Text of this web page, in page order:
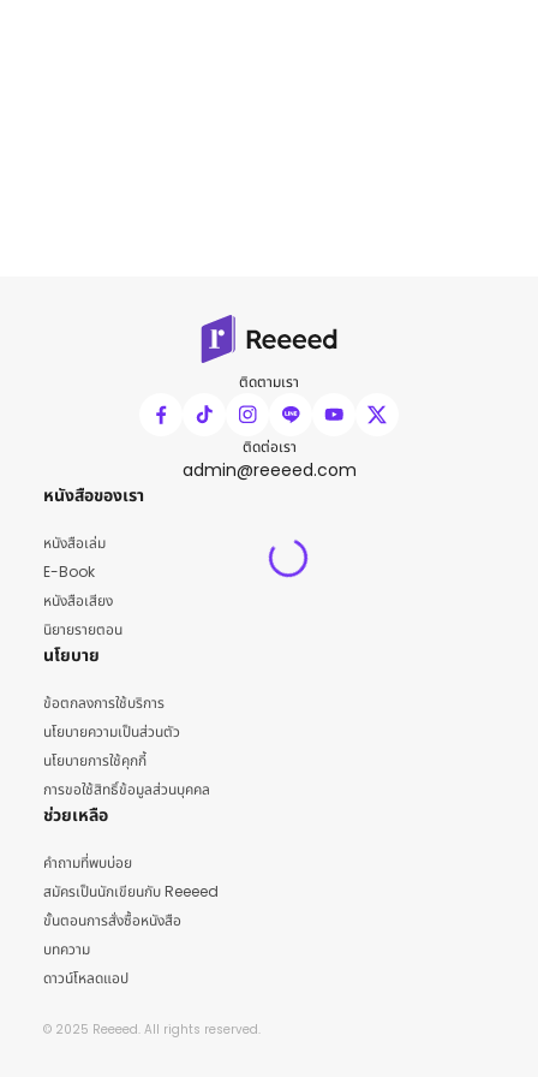
ติดตามเรา
ติดต่อเรา
admin@reeeed.com
หนังสือของเรา
หนังสือเล่ม
E-Book
หนังสือเสียง
นิยายรายตอน
นโยบาย
ข้อตกลงการใช้บริการ
นโยบายความเป็นส่วนตัว
นโยบายการใช้คุกกี้
การขอใช้สิทธิ์ข้อมูลส่วนบุคคล
ช่วยเหลือ
คำถามที่พบบ่อย
สมัครเป็นนักเขียนกับ Reeeed
ขั้นตอนการสั่งซื้อหนังสือ
บทความ
ดาวน์โหลดแอป
© 2025 Reeeed. All rights reserved.